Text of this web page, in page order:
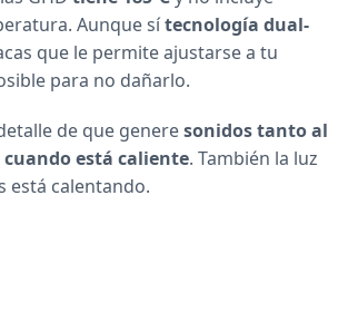
Aunque sítecnología dual-
que le permite ajustarse a tu
para no dañarlo.
de que generesonidos tanto al
cuando está caliente. También la luz
está calentando.